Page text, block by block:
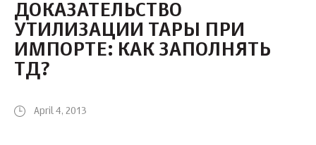
ДОКАЗАТЕЛЬСТВО
УТИЛИЗАЦИИ ТАРЫ ПРИ
ИМПОРТЕ: КАК ЗАПОЛНЯТЬ
ТД?
April 4, 2013